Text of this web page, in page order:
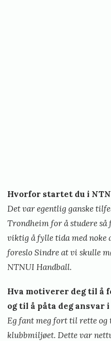
Hvorfor startet du i
Det var egentlig ganske
Trondheim for å studere så
viktig å fylle tida med noke
foreslo Sindre at vi skulle
NTNUI Handball.
Hva motiverer deg til å
og til å påta deg ansvar
Eg fant meg fort til rette og
klubbmiljøet. Dette var